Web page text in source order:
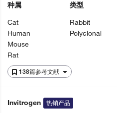
138篇参考文献
种属
Cat
Human
Mouse
Rat
类型
Rabbit
Polyclonal
Invitrogen 热销产品